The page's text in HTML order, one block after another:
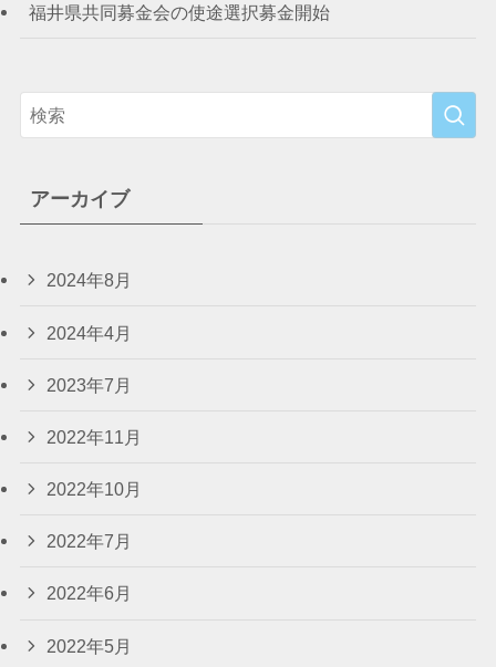
福井県共同募金会の使途選択募金開始
アーカイブ
2024年8月
2024年4月
2023年7月
2022年11月
2022年10月
2022年7月
2022年6月
2022年5月